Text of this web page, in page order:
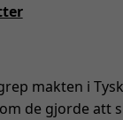
makten i
de gjorde att